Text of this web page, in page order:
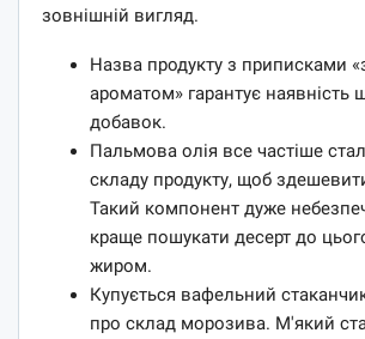
зовнішній вигляд.
Назва продукту з приписками
ароматом» гарантує наявність
добавок.
Пальмова олія все частіше
складу продукту, щоб здешевити
Такий компонент дуже
краще пошукати десерт до
жиром.
Купується вафельний
про склад морозива. М'який